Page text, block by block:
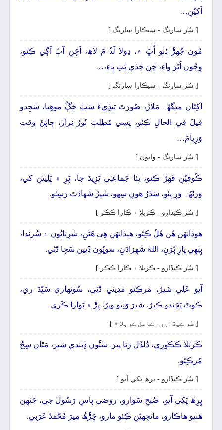
اَکِيُنِ…
[ سُر سارنگ - سيڪارا سارنگ ]
مُون جُهڙُ ڏِٺو اُڀَ ۾، ڍولا لَڏَ مَ لاھِ، اَچَنِ آبُ اَڳي ڪِئو،
وِڄُون اُتَرَ واءِ، ڇَنَ ڇَڏي پَٽِ پاءِ،…
[ سُر سارنگ - سيڪارا سارنگ ]
اَکِئان ميگهُہ مَلارُ، صُورَتَ تيڏِيءَ سَڀَ جَڳُ موھِيا، سَجِدو
فِيلَ فِي الحالِ ڪِئو، پَسِي مُطِلِبَ نُورُ نِراَڙَ، ڄاپَڻَ وَقتِ
وَرِيامَ…
[ سُر سارنگ - وايون ]
ڪُوفِيُنِ قَھَرُ ڪِئو، ٿِئا جَماعِتِي يَزِيدَ جا، پَرِ ۾ پَلِيتَنِ کي،
وَرَنَهُہ وَرِ پِئو، سَڌَرُ ھونِ سِھو، شيرُ شَھادَتَ رَسِئو.
[ سُر ڪيڏارو - ڪربلا ۽ ڪارا ڪڪر ]
ھوڏانهَن ھُن ھُلُ ڪِئو، ھيڏانهَن ھِي ھَڻَنِ، شرِنايُون ۽ سُرندا،
ٻِنِهِي پارِ ٻُرَنِ، اللهَ شهِزادَنِ، سوڀُون ڏِيين سَچا ڌَڻِي.
[ سُر ڪيڏارو - ڪربلا ۽ ڪارا ڪڪر ]
آيو عَلِي شيرُ، مَرڪِئو مَدِيني ڌَڻِي، سُونھاري سَيِّدَ ري،
ڪوٽَ ڀَڃَندو ڪيرُ، شيرَ وَٺِتو ويرُ، پِڙَ ۾ پَوارا ڪَري.
[ سُر ڪيڏارو - ڪامل ڪربلا ۾ ]
ڪَربَلا ڪَڪَورِي، دُلدُل رَتا پيرَ، سَٽُون ڏِيندي شيرَ، مَٿان سِجُ
مُرڪِئو.
[ سُر ڪيڏارو - پرھ پکي آيو ]
پِرِھَ پَکِي آيو، صُبحِ سَوارو، روضي پاسِ رَسُولَ جي، جَنھِن
ھَنيو ھاڪارو، مانجِهيُنِ ڪِئو مارو، چَڙُھُ مِيرَ مُحَّمَدُ عَرَبِي.